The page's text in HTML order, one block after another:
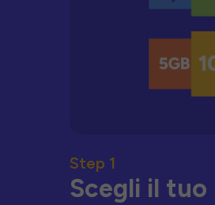
Step 1
Scegli il tuo